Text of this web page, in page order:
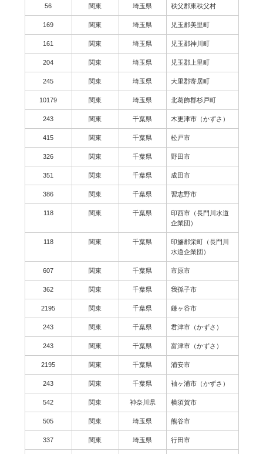
56 関東 埼玉県 秩父郡東秩父村
169 関東 埼玉県 児玉郡美里町
161 関東 埼玉県 児玉郡神川町
204 関東 埼玉県 児玉郡上里町
245 関東 埼玉県 大里郡寄居町
10179 関東 埼玉県 北葛飾郡杉戸町
243 関東 千葉県 木更津市（かずさ）
415 関東 千葉県 松戸市
326 関東 千葉県 野田市
351 関東 千葉県 成田市
386 関東 千葉県 習志野市
118 関東 千葉県
印西市（長門川水道
企業団）
118 関東 千葉県
印旛郡栄町（長門川
水道企業団）
607 関東 千葉県 市原市
362 関東 千葉県 我孫子市
2195 関東 千葉県 鎌ヶ谷市
243 関東 千葉県 君津市（かずさ）
243 関東 千葉県 富津市（かずさ）
2195 関東 千葉県 浦安市
243 関東 千葉県 袖ヶ浦市（かずさ）
542 関東 神奈川県 横須賀市
505 関東 埼玉県 熊谷市
337 関東 埼玉県 行田市